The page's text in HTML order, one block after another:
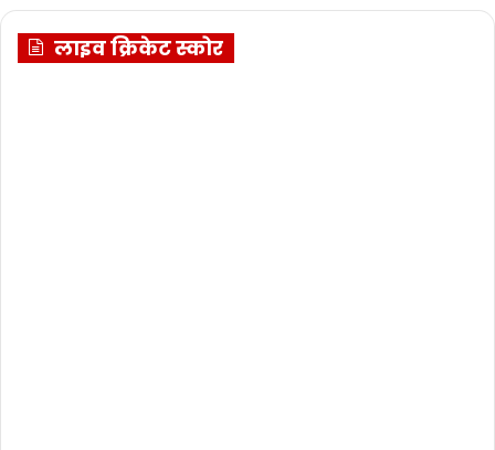
लाइव क्रिकेट स्कोर